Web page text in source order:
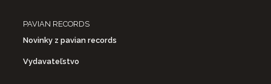
PAVIAN RECORDS
Novinky z pavian records
Vydavateľstvo